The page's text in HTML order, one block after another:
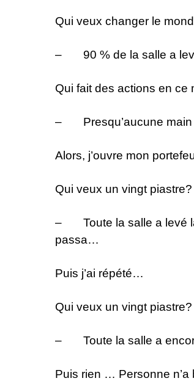
Qui veux changer le
– 90 % de la salle a
Qui fait des actions en ce
– Presqu’aucune main
Alors, j’ouvre mon
Qui veux un vingt piastre?
– Toute la salle a levé la
passa…
Puis j’ai répété…
Qui veux un vingt piastre?
– Toute la salle a
Puis rien … Personne n’a